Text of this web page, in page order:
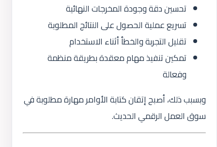
تحسين دقة وجودة المخرجات النهائية
تسريع عملية الحصول على النتائج المطلوبة
تقليل التجربة والخطأ أثناء الاستخدام
تمكين تنفيذ مهام معقدة بطريقة منظمة
وفعالة
وبسبب ذلك، أصبح إتقان كتابة الأوامر مهارة مطلوبة في
سوق العمل الرقمي الحديث.